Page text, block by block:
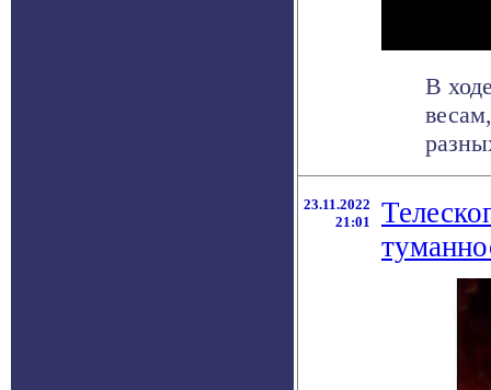
В
23.11.2022
21:01